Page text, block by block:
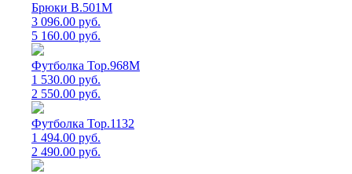
Брюки B.501M
3 096.00 руб.
5 160.00 руб.
Футболка Top.968M
1 530.00 руб.
2 550.00 руб.
Футболка Top.1132
1 494.00 руб.
2 490.00 руб.